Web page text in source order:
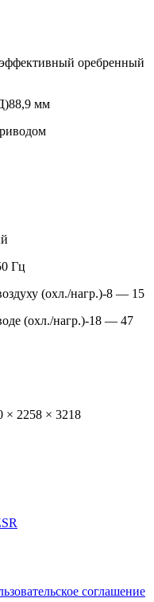
оребренный
88,9 мм
Гц
(охл./нагр.)-8 — 15
(охл./нагр.)-18 — 47
× 2258 × 3218
соглашение